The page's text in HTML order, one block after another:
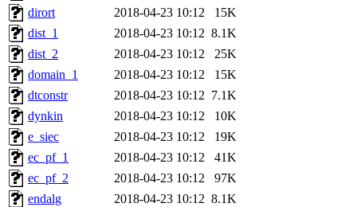
dirort
2018-04-23 10:12
15K
dist_1
2018-04-23 10:12 8.1K
dist_2
2018-04-23 10:12
25K
domain_1
2018-04-23 10:12
15K
dtconstr
2018-04-23 10:12 7.1K
dynkin
2018-04-23 10:12
10K
e_siec
2018-04-23 10:12
19K
ec_pf_1
2018-04-23 10:12
41K
ec_pf_2
2018-04-23 10:12
97K
endalg
2018-04-23 10:12 8.1K